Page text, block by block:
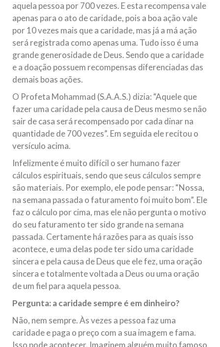
aquela pessoa por 700 vezes. E esta recompensa vale
apenas para o ato de caridade, pois a boa ação vale
por 10 vezes mais que a caridade, mas já a má ação
será registrada como apenas uma. Tudo isso é uma
grande generosidade de Deus. Sendo que a caridade
e a doação possuem recompensas diferenciadas das
demais boas ações.
O Profeta Mohammad (S.A.A.S.) dizia: “Aquele que
fazer uma caridade pela causa de Deus mesmo se não
sair de casa será recompensado por cada dinar na
quantidade de 700 vezes”. Em seguida ele recitou o
versículo acima.
Infelizmente é muito difícil o ser humano fazer
cálculos espirituais, sendo que seus cálculos sempre
são materiais. Por exemplo, ele pode pensar: “Nossa,
na semana passada o faturamento foi muito bom”. Ele
faz o cálculo por cima, mas ele não pergunta o motivo
do seu faturamento ter sido grande na semana
passada. Certamente há razões para as quais isso
acontece, e uma delas pode ter sido uma caridade
sincera e pela causa de Deus que ele fez, uma oração
sincera e totalmente voltada a Deus ou uma oração
de um fiel para aquela pessoa.
Pergunta: a caridade sempre é em dinheiro?
Não, nem sempre. Às vezes a pessoa faz uma
caridade e paga o preço com a sua imagem e fama.
Isso pode acontecer. Imaginem alguém muito famoso